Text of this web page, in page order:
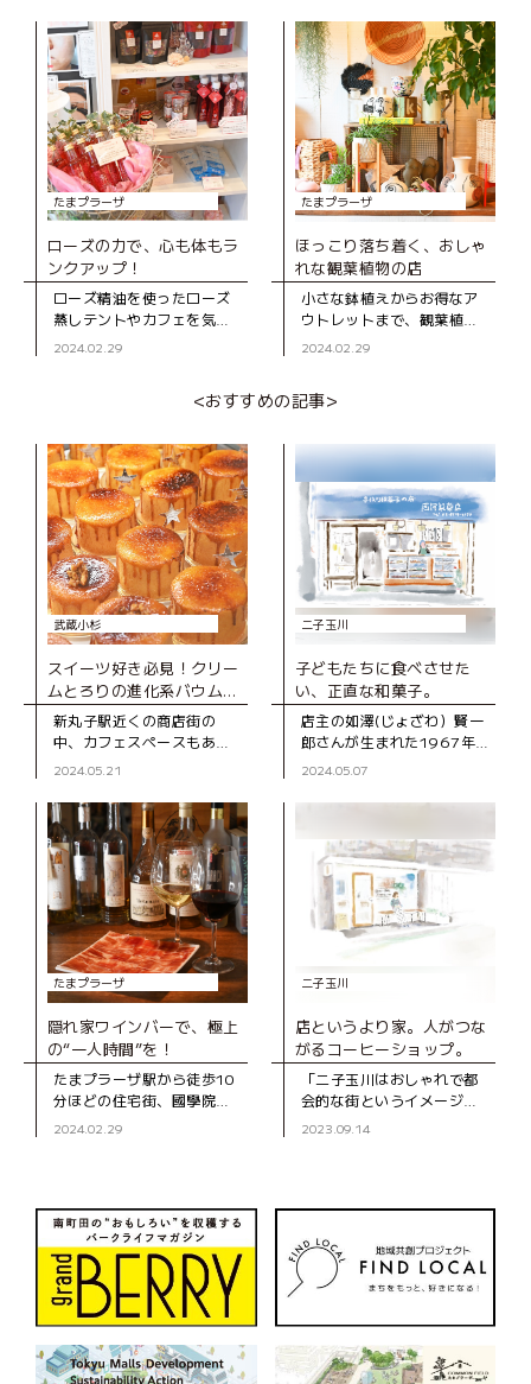
庭園「COMMON FIELD」
と駅前の広場「
ェ」。落ち着いた雰囲気
が“隠れ家”という名にピッ
タリのワインバー
たまプラーザ
ローズの力で、心も体もラ
ンクアップ！
ローズ精油を使ったローズ
蒸しテントやカフェを気軽
に体験できる「MI ROSE
美におすすめのお店です。
2024.02.29
たまプラーザ
ほっこり落ち着く、おしゃ
れな観葉植物の店
小さな鉢植えからお得なア
ウトレットまで、観葉植物
が豊富にそろう「ボタニカ
2024.02.29
<おすすめの記事>
武蔵小杉
スイーツ好き必見！クリー
ムとろりの進化系バウムク
ーヘン専門店
新丸子駅近くの商店街の
中、カフェスペースもある
バウムクーヘン専門店。 通
越しにバウムクーヘンを焼
く様子が見え、焼きたてホ
カホカの甘い香
2024.05.21
二子玉川
子どもたちに食べさせた
い、正直な和菓子。
店主の如澤(じょざわ）賢一
郎さんが生まれた1967年
に、二子玉川商店街に移転
店』。「いい材料を使え
という齢90を過
2024.05.07
たまプラーザ
隠れ家ワインバーで、極上
の“一人時間”を！
たまプラーザ駅から徒歩10
分ほどの住宅街、國學院大
學の先にある「トリニティ
タリのワインバー
2024.02.29
二子玉川
店というより家。人がつな
がるコーヒーショップ。
「二子玉川はおしゃれで都
会的な街というイメージが
ありますが、二子玉川駅か
います」と笑顔で
2023.09.14